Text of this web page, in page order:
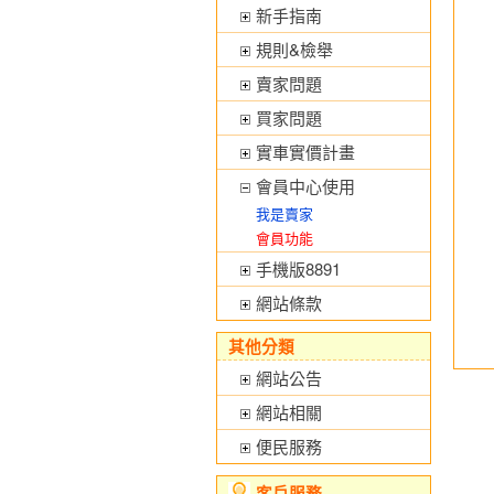
新手指南
規則&檢舉
賣家問題
買家問題
實車實價計畫
會員中心使用
我是賣家
會員功能
手機版8891
網站條款
其他分類
網站公告
網站相關
便民服務